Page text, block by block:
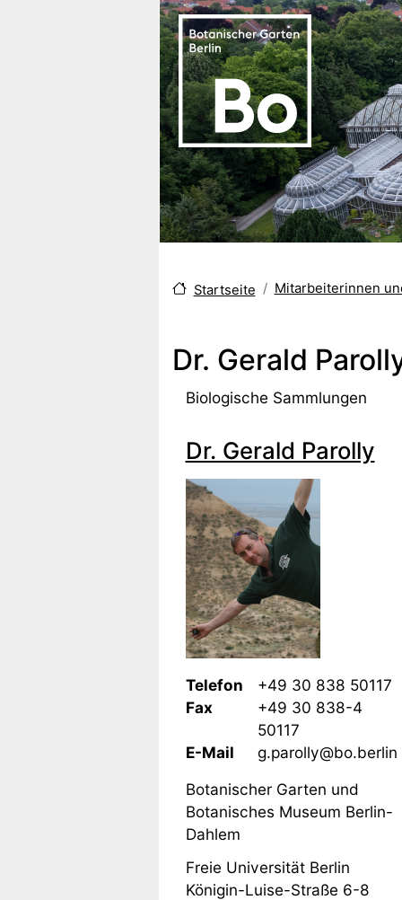
Startseite Mitarbeiterinnen
Dr. Gerald
Biologische Sammlungen
Dr. Gerald Parolly
Telefon
+49 30 838 50117
Fax
+49 30 838-4
50117
E-Mail
g.parolly@bo.berlin
Botanischer Garten und
Botanisches Museum Berlin-
Dahlem
Freie Universität Berlin
Königin-Luise-Straße 6-8